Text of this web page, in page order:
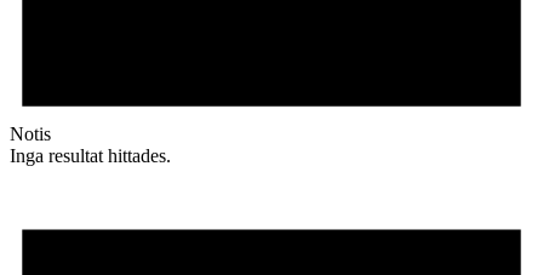
Notis
Inga resultat hittades.